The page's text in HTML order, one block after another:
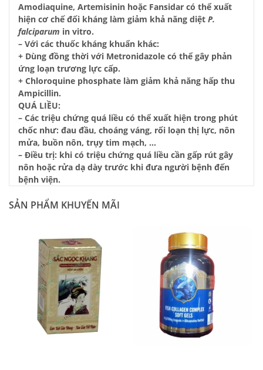
Amodiaquine, Artemisinin hoặc Fansidar có thể xuất
hiện cơ chế đối kháng làm giảm khả năng diệt P.
falciparum in vitro.
– Với các thuốc kháng khuẩn khác:
+ Dùng đồng thời với Metronidazole có thể gây phản
ứng loạn trương lực cấp.
+ Chloroquine phosphate làm giảm khả năng hấp thu
Ampicillin.
QUÁ LIỀU:
– Các triệu chứng quá liều có thể xuất hiện trong phút
chốc như: đau đầu, choáng váng, rối loạn thị lực, nôn
mửa, buồn nôn, trụy tim mạch, …
– Điều trị: khi có triệu chứng quá liều cần gấp rút gây
nôn hoặc rửa dạ dày trước khi đưa người bệnh đến
bệnh viện.
SẢN PHẨM KHUYẾN MÃI